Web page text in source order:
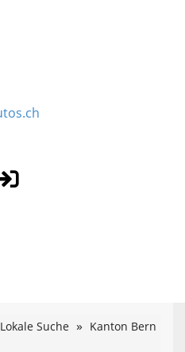
Lokale Suche Kanton Bern